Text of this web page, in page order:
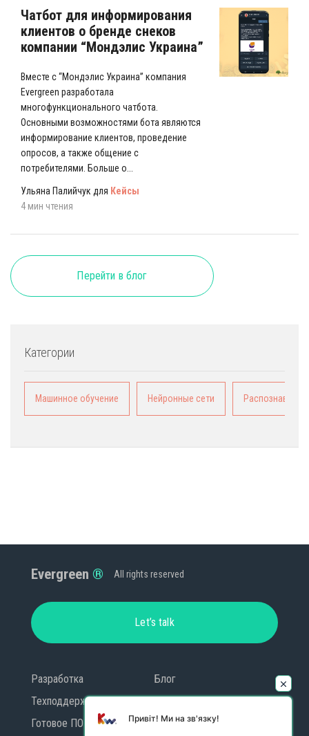
Чатбот для информирования
клиентов о бренде снеков
компании “Мондэлис Украина”
Вместе с “Мондэлис Украина” компания
Evergreen разработала
многофункционального чатбота.
Основными возможностями бота являются
информирование клиентов, проведение
опросов, а также общение с
потребителями. Больше о...
Ульяна Палийчук для Кейсы
4 мин чтения
Перейти в блог
Категории
Машинное обучение Нейронные сети
Evergreen All rights reserved
Let’s talk
Разработка
Техподдержка
Готовое ПО
Блог
Контакты
GDPR
Привіт! Ми на зв'язку!